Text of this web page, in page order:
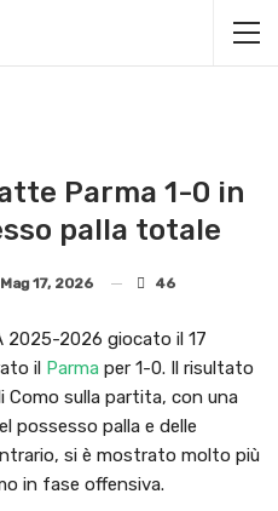
Parma 1-0 in
palla totale
Mag 17, 2026 46
2025-2026 giocato il 17
il Parma per 1-0. Il risultato
sulla partita, con una
possesso palla e delle
si è mostrato molto più
in fase offensiva.